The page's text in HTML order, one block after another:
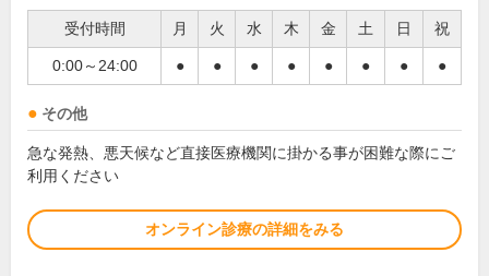
受付時間 月 火 水 木 金 土 日 祝
0:00～24:00 ● ● ● ● ● ● ● ●
その他
急な発熱、悪天候など直接医療機関に掛かる事が困難な際にご
利用ください
オンライン診療の詳細をみる